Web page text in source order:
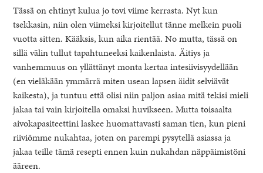
healthy living + good
Tässä on ehtinyt kulua jo tovi viime kerrasta. Nyt kun
tsekkasin, niin olen viimeksi kirjoitellut tänne melkein puoli
vuotta sitten. Kääksis, kun aika rientää. No mutta, tässä on
sillä välin tullut tapahtuneeksi kaikenlaista. Äitiys ja
vanhemmuus on yllättänyt monta kertaa intesiivisyydellään
(en vieläkään ymmärrä miten usean lapsen äidit selviävät
kaikesta), ja tuntuu että olisi niin paljon asiaa mitä tekisi mieli
jakaa tai vain kirjoitella omaksi huvikseen. Mutta toisaalta
aivokapasiteettini laskee huomattavasti saman tien, kun pieni
riiviömme nukahtaa, joten on parempi pysytellä asiassa ja
jakaa teille tämä resepti ennen kuin nukahdan näppäimistöni
ääreen.